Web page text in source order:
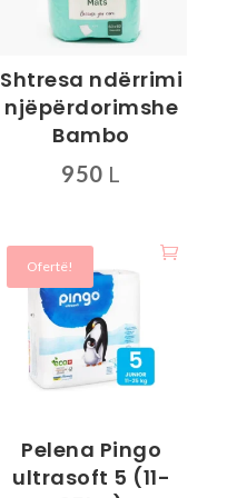
Shtresa ndërrimi
njëpërdorimshe
Bambo
950 L
Ofertë!
Pelena Pingo
ultrasoft 5 (11-